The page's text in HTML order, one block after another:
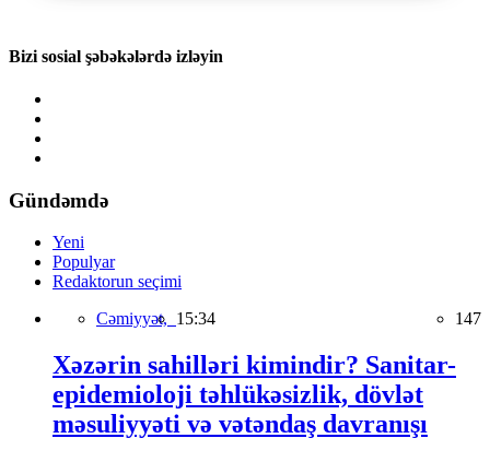
Bizi sosial şəbəkələrdə izləyin
Gündəmdə
Yeni
Populyar
Redaktorun seçimi
Cəmiyyət, 15:34 147
Xəzərin sahilləri kimindir? Sanitar-
epidemioloji təhlükəsizlik, dövlət
məsuliyyəti və vətəndaş davranışı